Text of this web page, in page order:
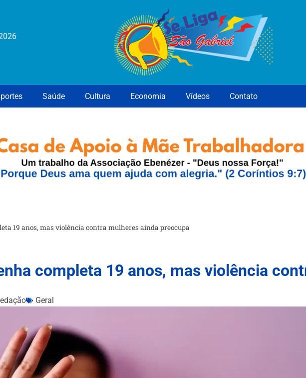
Saúde Cultura Economia Vídeos Contato
19 anos, mas violência contra mulheres ainda preocupa
completa 19 anos, mas violência
Geral